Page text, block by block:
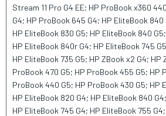
Stream 11 Pro G4 EE; HP ProBook x360
G4; HP ProBook 645 G4; HP EliteBook
HP EliteBook 830 G5; HP EliteBook 840
HP EliteBook 840r G4; HP EliteBook 745
HP EliteBook 735 G5; HP ZBook x2 G4; HP
ProBook 470 G5; HP ProBook 455 G5; HP
ProBook 440 G5; HP ProBook 430 G5; HP
HP EliteBook 820 G4; HP EliteBook 840
HP EliteBook 745 G4; HP EliteBook 755